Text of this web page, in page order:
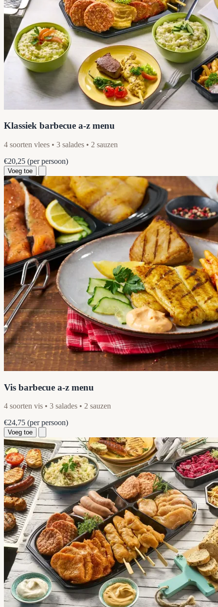
Klassiek barbecue a-z menu
4 soorten vlees • 3 salades • 2 sauzen
€20,25 (per persoon)
Voeg toe
Vis barbecue a-z menu
4 soorten vis • 3 salades • 2 sauzen
€24,75 (per persoon)
Voeg toe